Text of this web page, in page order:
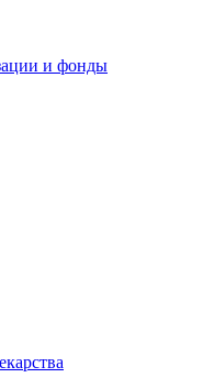
и фонды